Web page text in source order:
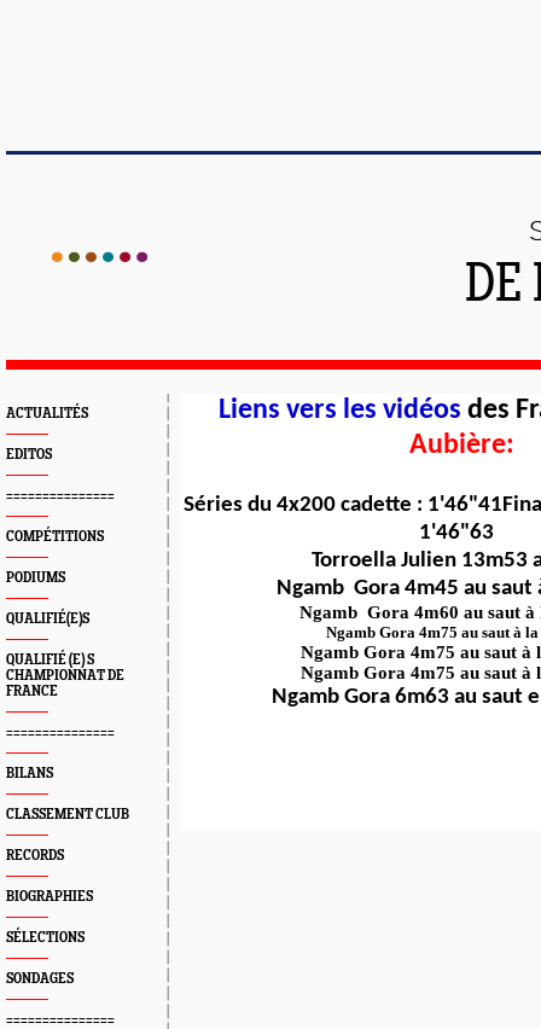
DE
ACTUALITÉS
EDITOS
===============
COMPÉTITIONS
PODIUMS
QUALIFIÉ(E)S
QUALIFIÉ (E) S
CHAMPIONNAT DE
FRANCE
===============
BILANS
CLASSEMENT CLUB
RECORDS
BIOGRAPHIES
SÉLECTIONS
SONDAGES
===============
Liens vers les vidéos des
Aubière:
Séries du 4x200 cadette : 1'46"41
1'46"63
Torroella Julien 13m53
Ngamb Gora 4m45 au
Ngamb Gora 4m60 au saut à
Ngamb Gora 4m75 au saut à
Ngamb Gora 4m75 au saut à
Ngamb Gora 4m75 au saut à
Ngamb Gora 6m63 au saut